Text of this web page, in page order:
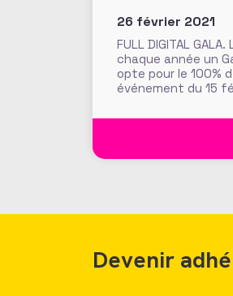
26 février 2021
FULL DIGITAL
chaque année un
opte pour le 100%
événement du 15
possibilité
Devenir